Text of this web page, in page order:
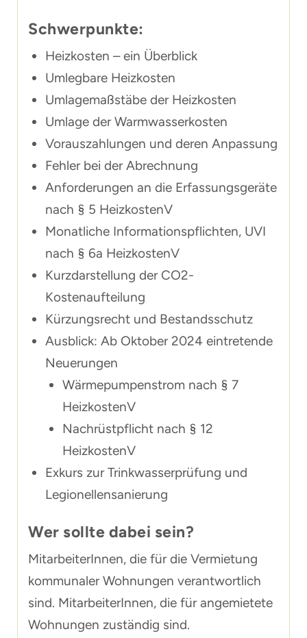
Schwerpunkte:
Heizkosten – ein Überblick
Umlegbare Heizkosten
Umlagemaßstäbe der Heizkosten
Umlage der Warmwasserkosten
Vorauszahlungen und deren Anpassung
Fehler bei der Abrechnung
Anforderungen an die Erfassungsgeräte
nach § 5 HeizkostenV
Monatliche Informationspflichten, UVI
nach § 6a HeizkostenV
Kurzdarstellung der CO2-
Kostenaufteilung
Kürzungsrecht und Bestandsschutz
Ausblick: Ab Oktober 2024 eintretende
Neuerungen
Wärmepumpenstrom nach § 7
HeizkostenV
Nachrüstpflicht nach § 12
HeizkostenV
Exkurs zur Trinkwasserprüfung und
Legionellensanierung
Wer sollte dabei sein?
MitarbeiterInnen, die für die Vermietung
kommunaler Wohnungen verantwortlich
sind. MitarbeiterInnen, die für angemietete
Wohnungen zuständig sind.